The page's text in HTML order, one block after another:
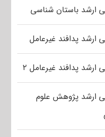
ارشد باستان شناسی
ارشد پدافند غیرعامل
ارشد پدافند غیرعامل ۲
ارشد پژوهش علوم